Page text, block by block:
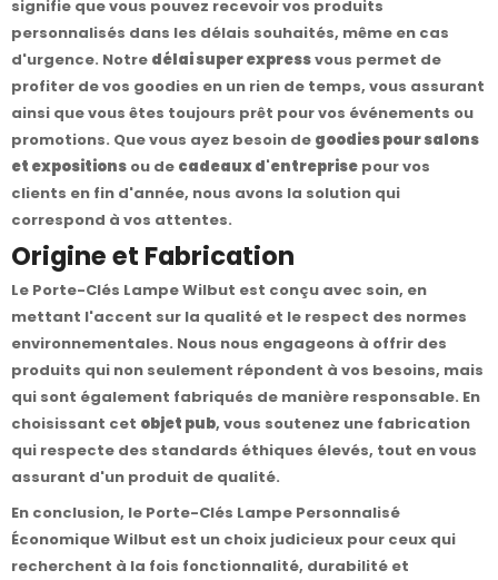
signifie que vous pouvez recevoir vos produits
personnalisés dans les délais souhaités, même en cas
d'urgence. Notre délai super expressvous permet de
profiter de vos goodies en un rien de temps, vous assurant
ainsi que vous êtes toujours prêt pour vos événements ou
promotions. Que vous ayez besoin de goodies pour salons
et expositions ou de cadeaux d'entreprise pour vos
clients en fin d'année, nous avons la solution qui
correspond à vos attentes.
Origine et Fabrication
Le Porte-Clés Lampe Wilbut est conçu avec soin, en
mettant l'accent sur la qualité et le respect des normes
environnementales. Nous nous engageons à offrir des
produits qui non seulement répondent à vos besoins, mais
qui sont également fabriqués de manière responsable. En
choisissant cet objet pub, vous soutenez une fabrication
qui respecte des standards éthiques élevés, tout en vous
assurant d'un produit de qualité.
En conclusion, le Porte-Clés Lampe Personnalisé
Économique Wilbut est un choix judicieux pour ceux qui
recherchent à la fois fonctionnalité, durabilité et